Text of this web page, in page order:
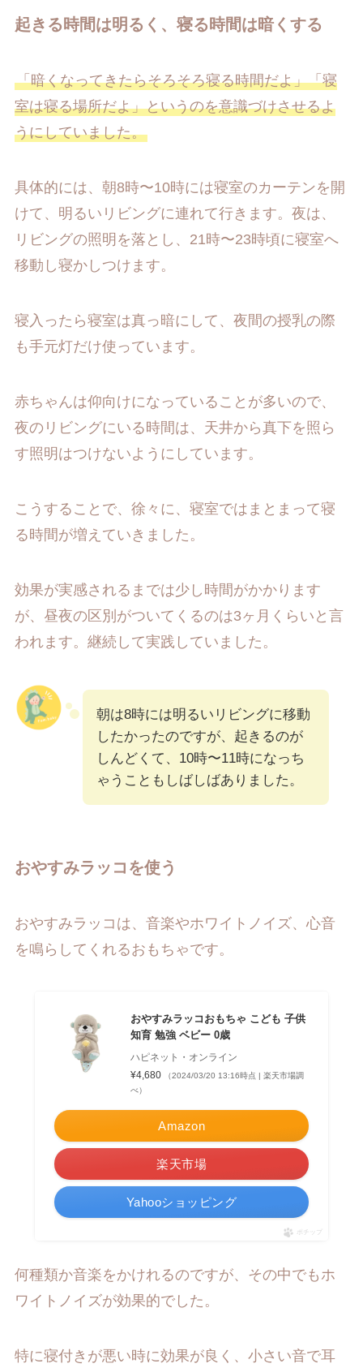
起きる時間は明るく、寝る時間は暗くする
「暗くなってきたらそろそろ寝る時間だよ」「寝
室は寝る場所だよ」というのを意識づけさせるよ
うにしていました。
具体的には、朝8時〜10時には寝室のカーテンを開
けて、明るいリビングに連れて行きます。夜は、
リビングの照明を落とし、21時〜23時頃に寝室へ
移動し寝かしつけます。
寝入ったら寝室は真っ暗にして、夜間の授乳の際
も手元灯だけ使っています。
赤ちゃんは仰向けになっていることが多いので、
夜のリビングにいる時間は、天井から真下を照ら
す照明はつけないようにしています。
こうすることで、徐々に、寝室ではまとまって寝
る時間が増えていきました。
効果が実感されるまでは少し時間がかかります
が、昼夜の区別がついてくるのは3ヶ月くらいと言
われます。継続して実践していました。
朝は8時には明るいリビングに移動
したかったのですが、起きるのが
しんどくて、10時〜11時になっち
ゃうこともしばしばありました。
おやすみラッコを使う
おやすみラッコは、音楽やホワイトノイズ、心音
を鳴らしてくれるおもちゃです。
おやすみラッコおもちゃ こども 子供
知育 勉強 ベビー 0歳
ハピネット・オンライン
¥4,680
（2024/03/20 13:16時点 | 楽天市場調
べ）
Amazon
楽天市場
Yahooショッピング
ポチップ
何種類か音楽をかけれるのですが、その中でもホ
ワイトノイズが効果的でした。
特に寝付きが悪い時に効果が良く、小さい音で耳